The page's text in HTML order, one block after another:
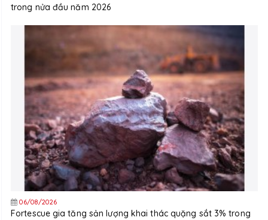
trong nửa đầu năm 2026
06/08/2026
Fortescue gia tăng sản lượng khai thác quặng sắt 3% trong